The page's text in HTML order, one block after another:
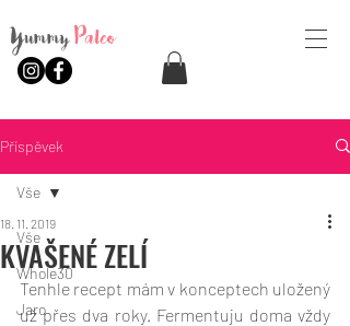
YummyPaleo
Příspěvek
Vše
Whole30
Jaro
Vše
KVAŠENÉ ZELÍ
18. 11. 2019
Tenhle recept mám v konceptech uložený
už přes dva roky. Fermentuju doma vždy